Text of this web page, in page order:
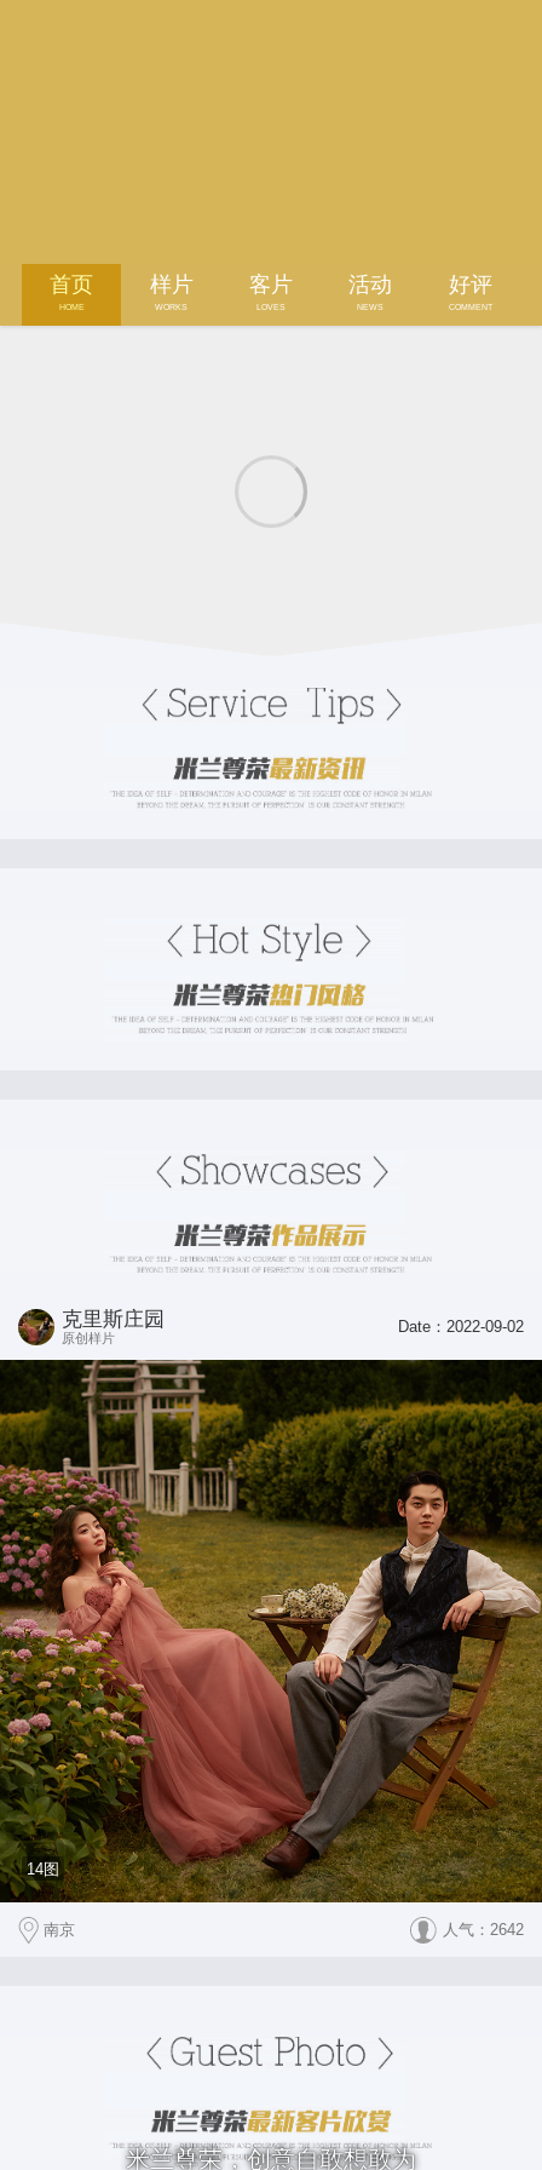
首页
HOME
样片
WORKS
客片
LOVES
活动
NEWS
好评
COMMENT
Date：2022-09-02
克里斯庄园
原创样片
14图
南京 人气：2642
米兰尊荣，创意自敢想敢为